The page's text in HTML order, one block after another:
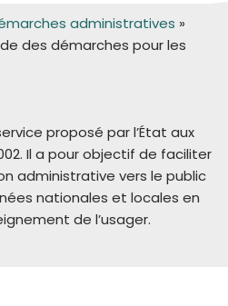
administratives »
des démarches pour les
proposé par l’État aux
Il a pour objectif de faciliter
administrative vers le public
nationales et locales en
de l’usager.